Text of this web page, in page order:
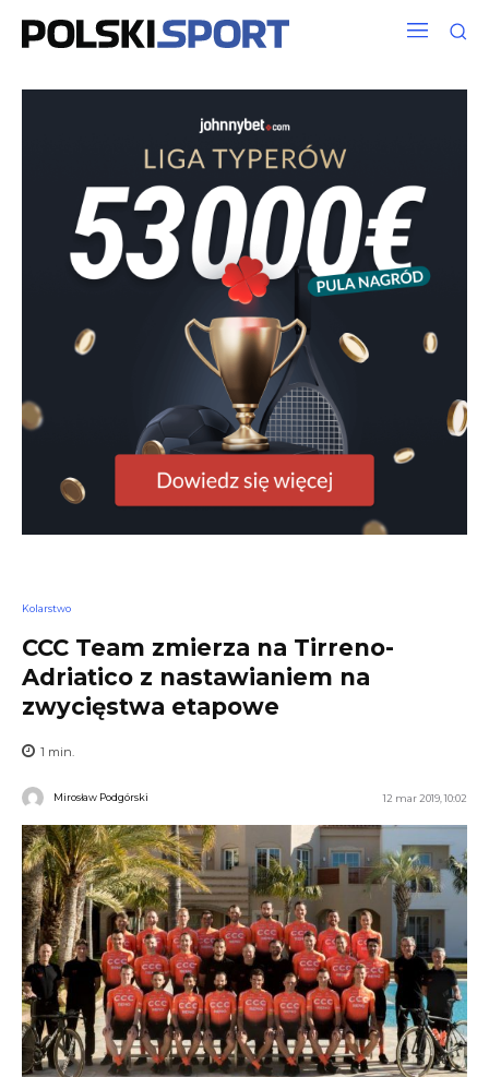
Kolarstwo
CCC Team zmierza na Tirreno-
Adriatico z nastawianiem na
zwycięstwa etapowe
1 min.
Mirosław Podgórski 12 mar 2019, 10:02